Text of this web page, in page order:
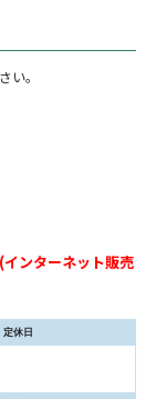
い。
ンターネット販売
休日